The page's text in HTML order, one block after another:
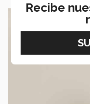
Recibe